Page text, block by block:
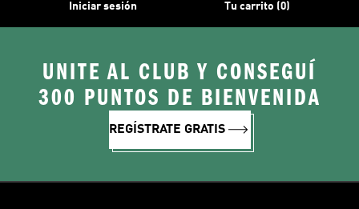
Iniciar sesión Tu carrito (0)
UNITE AL CLUB Y CONSEGUÍ
300 PUNTOS DE BIENVENIDA
REGÍSTRATE GRATIS